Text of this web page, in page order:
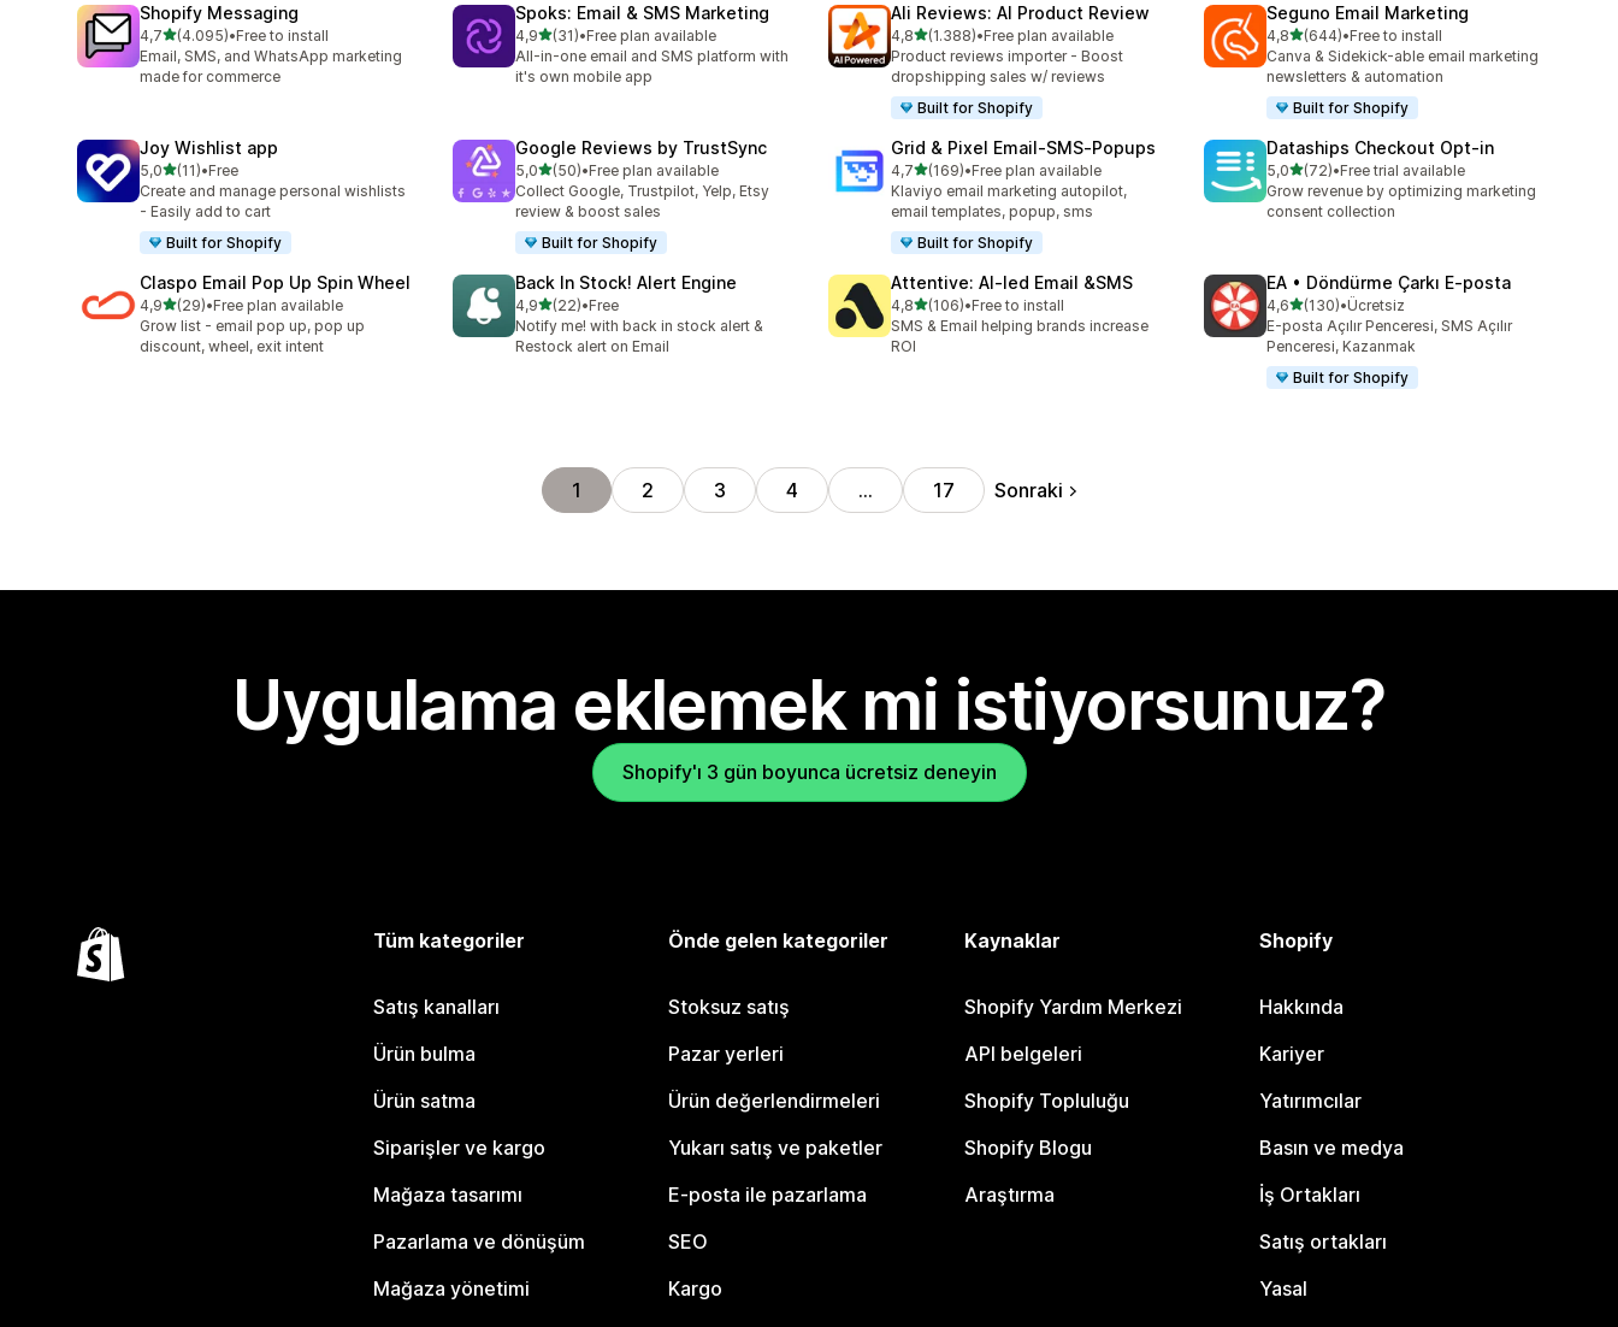
Shopify Messaging
4,75 yıldız üzerinden
(4.095)
toplam 4095 değerlendirme
•Free to install
Email, SMS, and WhatsApp marketing
made for commerce
Spoks: Email & SMS Marketing
4,95 yıldız üzerinden
(31)
toplam 31 değerlendirme
•Free plan available
All-in-one email and SMS platform with
it's own mobile app
Ali Reviews: AI Product Review
4,85 yıldız üzerinden
(1.388)
toplam 1388 değerlendirme
•Free plan available
Product reviews importer - Boost
dropshipping sales w/ reviews
Built for Shopify
Seguno Email Marketing
4,85 yıldız üzerinden
(644)
toplam 644 değerlendirme
•Free to install
Canva & Sidekick-able email marketing
newsletters & automation
Built for Shopify
Joy Wishlist app
5,05 yıldız üzerinden
(11)
toplam 11 değerlendirme
•Free
Create and manage personal wishlists
- Easily add to cart
Built for Shopify
Google Reviews by TrustSync
5,05 yıldız üzerinden
(50)
toplam 50 değerlendirme
•Free plan available
Collect Google, Trustpilot, Yelp, Etsy
review & boost sales
Built for Shopify
Grid & Pixel Email‑SMS‑Popups
4,75 yıldız üzerinden
(169)
toplam 169 değerlendirme
•Free plan available
Klaviyo email marketing autopilot,
email templates, popup, sms
Built for Shopify
Dataships Checkout Opt‑in
5,05 yıldız üzerinden
(72)
toplam 72 değerlendirme
•Free trial available
Grow revenue by optimizing marketing
consent collection
Claspo Email Pop Up Spin Wheel
4,95 yıldız üzerinden
(29)
toplam 29 değerlendirme
•Free plan available
Grow list - email pop up, pop up
discount, wheel, exit intent
Back In Stock! Alert Engine
4,95 yıldız üzerinden
(22)
toplam 22 değerlendirme
•Free
Notify me! with back in stock alert &
Restock alert on Email
Attentive: AI‑led Email &SMS
4,85 yıldız üzerinden
(106)
toplam 106 değerlendirme
•Free to install
SMS & Email helping brands increase
ROI
EA • Döndürme Çarkı E‑posta
4,65 yıldız üzerinden
(130)
toplam 130 değerlendirme
•Ücretsiz
E-posta Açılır Penceresi, SMS Açılır
Penceresi, Kazanmak
Built for Shopify
1 2 3 4 … 17 Sonraki
Uygulama eklemek mi istiyorsunuz?
Shopify'ı 3 gün boyunca ücretsiz deneyin
Tüm kategoriler
Satış kanalları
Ürün bulma
Ürün satma
Siparişler ve kargo
Mağaza tasarımı
Pazarlama ve dönüşüm
Mağaza yönetimi
Önde gelen kategoriler
Stoksuz satış
Pazar yerleri
Ürün değerlendirmeleri
Yukarı satış ve paketler
E-posta ile pazarlama
SEO
Kargo
Kaynaklar
Shopify Yardım Merkezi
API belgeleri
Shopify Topluluğu
Shopify Blogu
Araştırma
Shopify
Hakkında
Kariyer
Yatırımcılar
Basın ve medya
İş Ortakları
Satış ortakları
Yasal